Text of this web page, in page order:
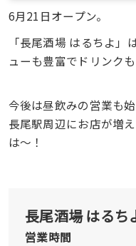
6月21日オープン。
「長尾酒場 はるちよ」
ューも豊富でドリンク
今後は昼飲みの営業も
長尾駅周辺にお店が増
は〜！
長尾酒場 はるち
営業時間